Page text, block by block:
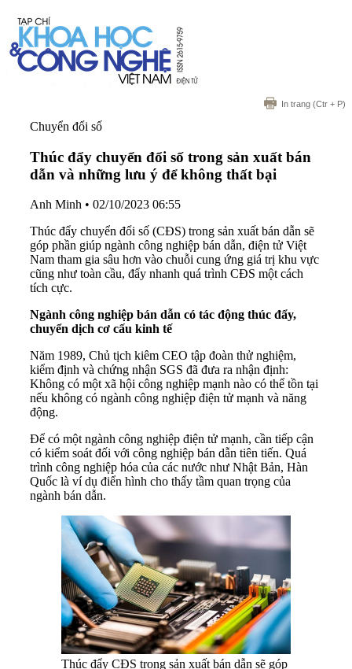
In trang (Ctr + P)
Chuyển đổi số
Thúc đẩy chuyển đổi số trong sản xuất bán
dẫn và những lưu ý để không thất bại
Anh Minh • 02/10/2023 06:55
Thúc đẩy chuyển đổi số (CĐS) trong sản xuất bán dẫn sẽ
góp phần giúp ngành công nghiệp bán dẫn, điện tử Việt
Nam tham gia sâu hơn vào chuỗi cung ứng giá trị khu vực
cũng như toàn cầu, đẩy nhanh quá trình CĐS một cách
tích cực.
Ngành công nghiệp bán dẫn có tác động thúc đẩy,
chuyển dịch cơ cấu kinh tế
Năm 1989, Chủ tịch kiêm CEO tập đoàn thử nghiệm,
kiểm định và chứng nhận SGS đã đưa ra nhận định:
Không có một xã hội công nghiệp mạnh nào có thể tồn tại
nếu không có ngành công nghiệp điện tử mạnh và năng
động.
Để có một ngành công nghiệp điện tử mạnh, cần tiếp cận
có kiểm soát đối với công nghiệp bán dẫn tiên tiến. Quá
trình công nghiệp hóa của các nước như Nhật Bản, Hàn
Quốc là ví dụ điển hình cho thấy tầm quan trọng của
ngành bán dẫn.
Thúc đẩy CĐS trong sản xuất bán dẫn sẽ góp